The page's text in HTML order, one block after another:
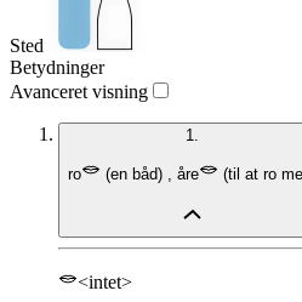
Sted
Betydninger
Avanceret visning
1.
ro (en båd) , åre (til at ro
<intet>